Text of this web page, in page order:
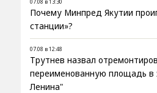
Почему Минпред Якутии
станции»?
07.08 в 12:48
Трутнев назвал
переименованную площадь
Ленина"